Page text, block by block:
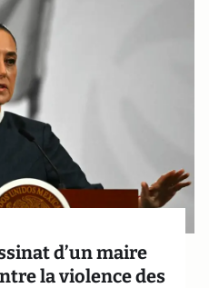
d’un maire
la violence des